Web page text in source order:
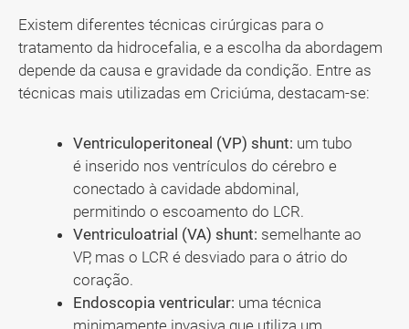
Existem diferentes técnicas cirúrgicas para o
tratamento da hidrocefalia, e a escolha da abordagem
depende da causa e gravidade da condição. Entre as
técnicas mais utilizadas em Criciúma, destacam-se:
Ventriculoperitoneal (VP) shunt: um tubo
é inserido nos ventrículos do cérebro e
conectado à cavidade abdominal,
permitindo o escoamento do LCR.
Ventriculoatrial (VA) shunt: semelhante ao
VP, mas o LCR é desviado para o átrio do
coração.
Endoscopia ventricular: uma técnica